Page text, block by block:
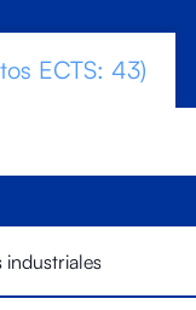
ECTS: 43)
industriales